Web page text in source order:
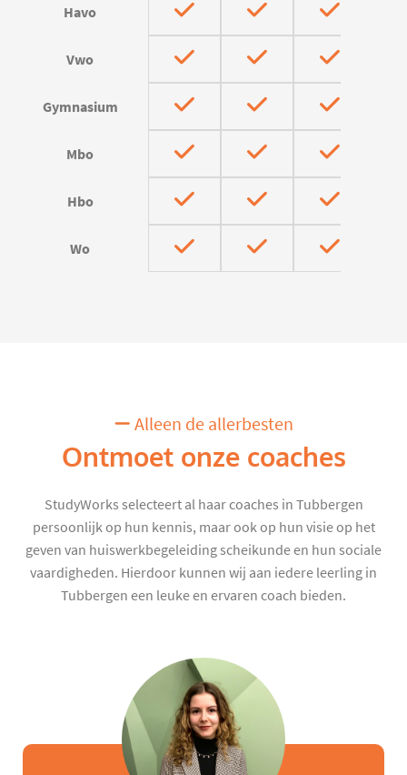
Havo
Vwo
Gymnasium
Mbo
Hbo
Wo
Alleen de allerbesten
Ontmoet onze coaches
StudyWorks selecteert al haar coaches in Tubbergen
persoonlijk op hun kennis, maar ook op hun visie op het
geven van huiswerkbegeleiding scheikunde en hun sociale
vaardigheden. Hierdoor kunnen wij aan iedere leerling in
Tubbergen een leuke en ervaren coach bieden.